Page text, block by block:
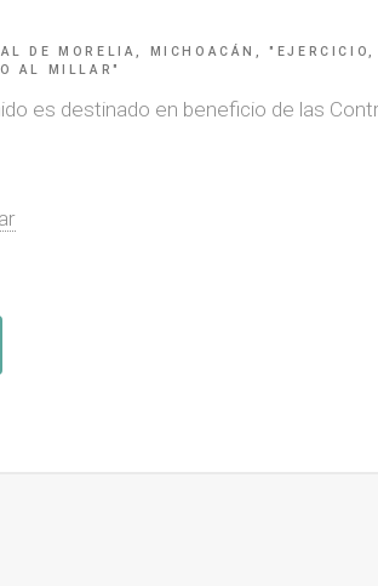
DE MORELIA, MICHOACÁN,
AL MILLAR"
es destinado en beneficio de las